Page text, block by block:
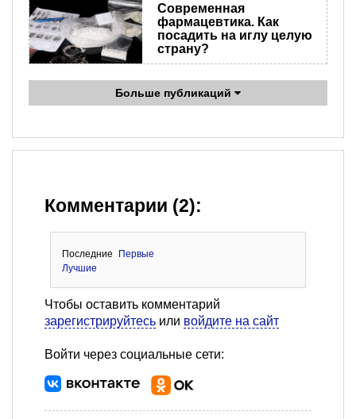
Современная
фармацевтика. Как
посадить на иглу целую
страну?
Больше публикаций
Комментарии (2):
Последние
Первые
Лучшие
Чтобы оставить комментарий
зарегистрируйтесь или войдите на сайт
Войти через социальные сети: